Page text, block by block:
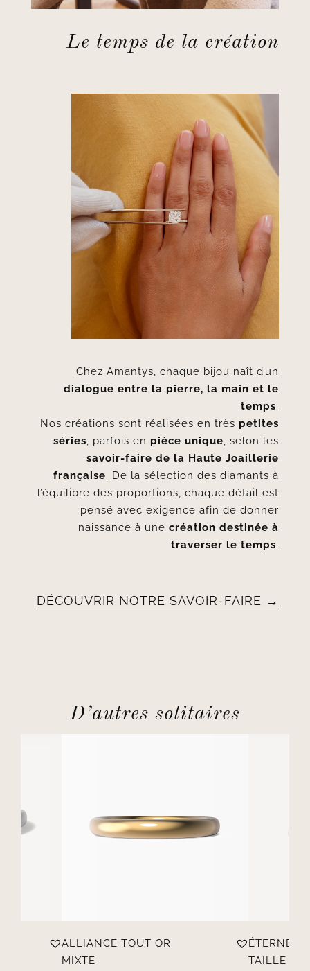
Le temps de la création
Chez Amantys, chaque bijou naît d’un
dialogue entre la pierre, la main et le
temps.
Nos créations sont réalisées en très petites
séries, parfois en pièce unique, selon les
savoir-faire de la Haute Joaillerie
française. De la sélection des diamants à
l’équilibre des proportions, chaque détail est
pensé avec exigence afin de donner
naissance à unecréation destinée à
traverser le temps.
DÉCOUVRIR NOTRE SAVOIR-FAIRE
D’autres solitaires
ALLIANCE TOUT OR
MIXTE
TAILLE